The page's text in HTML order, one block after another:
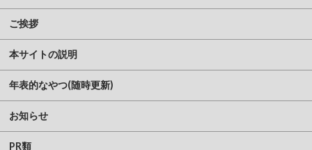
ご挨拶
本サイトの説明
年表的なやつ(随時更新)
お知らせ
PR類